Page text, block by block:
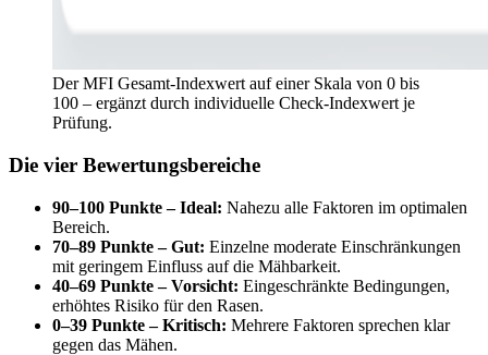
Der MFI Gesamt-Indexwert auf einer Skala von 0 bis
100 – ergänzt durch individuelle Check-Indexwert je
Prüfung.
Die vier Bewertungsbereiche
90–100 Punkte – Ideal: Nahezu alle Faktoren im optimalen
Bereich.
70–89 Punkte – Gut: Einzelne moderate Einschränkungen
mit geringem Einfluss auf die Mähbarkeit.
40–69 Punkte – Vorsicht: Eingeschränkte Bedingungen,
erhöhtes Risiko für den Rasen.
0–39 Punkte – Kritisch: Mehrere Faktoren sprechen klar
gegen das Mähen.